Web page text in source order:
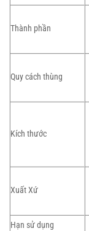
Thành phần
Quy cách thùng
Kích thước
Xuất Xứ
Hạn sử dụng